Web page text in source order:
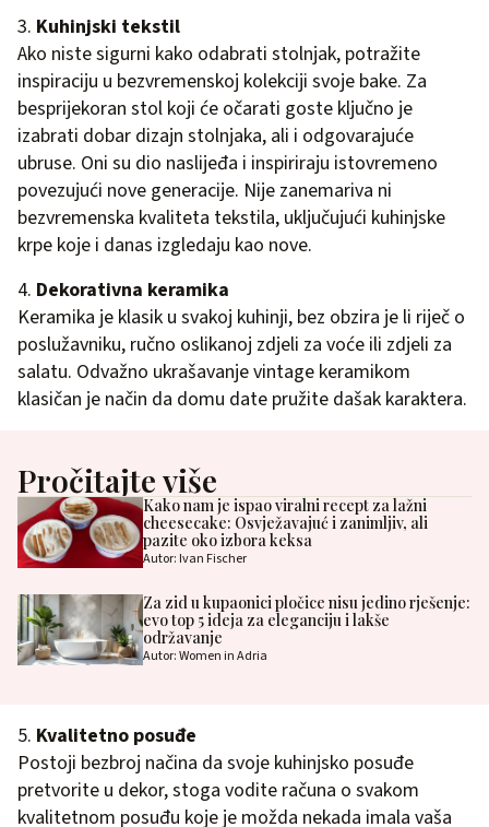
3. Kuhinjski tekstil
Ako niste sigurni kako odabrati stolnjak, potražite
inspiraciju u bezvremenskoj kolekciji svoje bake. Za
besprijekoran stol koji će očarati goste ključno je
izabrati dobar dizajn stolnjaka, ali i odgovarajuće
ubruse. Oni su dio naslijeđa i inspiriraju istovremeno
povezujući nove generacije. Nije zanemariva ni
bezvremenska kvaliteta tekstila, uključujući kuhinjske
krpe koje i danas izgledaju kao nove.
4. Dekorativna keramika
Keramika je klasik u svakoj kuhinji, bez obzira je li riječ o
poslužavniku, ručno oslikanoj zdjeli za voće ili zdjeli za
salatu. Odvažno ukrašavanje vintage keramikom
klasičan je način da domu date pružite dašak karaktera.
Pročitajte više
Kako nam je ispao viralni recept za lažni
cheesecake: Osvježavajuć i zanimljiv, ali
pazite oko izbora keksa
Autor: Ivan Fischer
Za zid u kupaonici pločice nisu jedino rješenje:
evo top 5 ideja za eleganciju i lakše
održavanje
Autor: Women in Adria
5. Kvalitetno posuđe
Postoji bezbroj načina da svoje kuhinjsko posuđe
pretvorite u dekor, stoga vodite računa o svakom
kvalitetnom posuđu koje je možda nekada imala vaša